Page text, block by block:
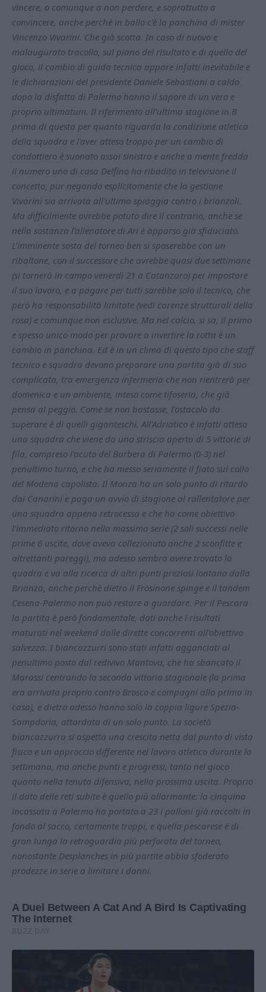
vincere, o comunque a non perdere, e soprattutto a
convincere, anche perchè in ballo c'è la panchina di mister
Vincenzo Vivarini. Che già scotta. In caso di nuovo e
malaugurato tracollo, sul piano del risultato e di quello del
gioco, il cambio di guida tecnica appare infatti inevitabile e
le dichiarazioni del presidente Daniele Sebastiani a caldo
dopo la disfatta di Palermo hanno il sapore di un vero e
proprio ultimatum. Il riferimento all'ultima stagione in B
prima di questa per quanto riguarda la condizione atletica
della squadra e l'aver atteso troppo per un cambio di
condottiero è suonato assai sinistro e anche a mente fredda
il numero uno di casa Delfino ha ribadito in televisione il
concetto, pur negando esplicitamente che la gestione
Vivarini sia arrivata all'ultima spiaggia contro i brianzoli.
Ma difficilmente avrebbe potuto dire il contrario, anche se
nella sostanza l'allenatore di Ari è apparso già sfiduciato.
L'imminente sosta del torneo ben si sposerebbe con un
ribaltone, con il successore che avrebbe quasi due settimane
(si tornerà in campo venerdì 21 a Catanzaro) per impostare
il suo lavoro, e a pagare per tutti sarebbe solo il tecnico, che
però ha responsabilità limitate (vedi carenze strutturali della
rosa) e comunque non esclusive. Ma nel calcio, si sa, il primo
e spesso unico modo per provare a invertire la rotta è un
cambio in panchina. Ed è in un clima di questo tipo che staff
tecnico e squadra devono preparare una partita già di suo
complicata, tra emergenza infermeria che non rientrerà per
domenica e un ambiente, inteso come tifoseria, che già
pensa al peggio. Come se non bastasse, l'ostacolo da
superare è di quelli giganteschi. All'Adriatico è infatti attesa
una squadra che viene da una striscia aperta di 5 vittorie di
fila, compreso l'acuto del Barbera di Palermo (0-3) nel
penultimo turno, e che ha messo seriamente il fiato sul collo
del Modena capolista. Il Monza ha un solo punto di ritardo
dai Canarini e paga un avvio di stagione al rallentatore per
una squadra appena retrocessa e che ha come obiettivo
l'immediato ritorno nella massima serie (2 soli successi nelle
prime 6 uscite, dove aveva collezionato anche 2 sconfitte e
altrettanti pareggi), ma adesso sembra avere trovato la
quadra e va alla ricerca di altri punti preziosi lontano dalla
Brianza, anche perchè dietro il Frosinone spinge e il tandem
Cesena-Palermo non può restare a guardare. Per il Pescara
la partita è però fondamentale, dati anche i risultati
maturati nel weekend dalle dirette concorrenti all'obiettivo
salvezza. I biancazzurri sono stati infatti agganciati al
penultimo posto dal redivivo Mantova, che ha sbancato il
Marassi centrando la seconda vittoria stagionale (la prima
era arrivata proprio contro Brosco e compagni alla prima in
casa), e dietro adesso hanno solo la coppia ligure Spezia-
Sampdoria, attardata di un solo punto. La società
biancazzurra si aspetta una crescita netta dal punto di vista
fisico e un approccio differente nel lavoro atletico durante la
settimana, ma anche punti e progressi, tanto nel gioco
quanto nella tenuta difensiva, nella prossima uscita. Proprio
il dato delle reti subite è quello più allarmante: la cinquina
incassata a Palermo ha portato a 23 i palloni già raccolti in
fondo al sacco, certamente troppi, e quella pescarese è di
gran lunga la retroguardia più perforata del torneo,
nonostante Desplanches in più partite abbia sfoderato
prodezze in serie a limitare i danni.